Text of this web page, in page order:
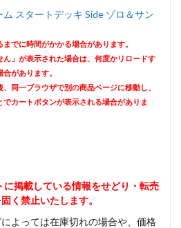
スタートデッキ Side ゾロ＆サン
でに時間がかかる場合があります。
」が表示された場合は、何度かリロードす
があります。
同一ブラウザで別の商品ページに移動し、
カートボタンが表示される場合がありま
掲載している情報をせどり・転売
く禁止いたします。
よっては在庫切れの場合や、価格